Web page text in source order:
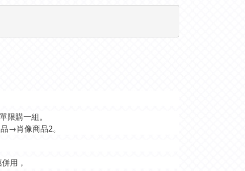
限購一組。
→肖像商品2。
用，